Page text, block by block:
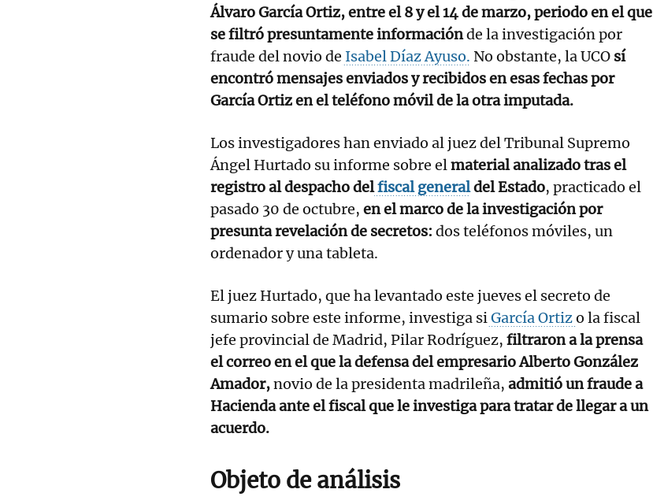
Álvaro García Ortiz, entre el 8 y el 14 de marzo, periodo en el que
se filtró presuntamente informaciónde la investigación por
fraude del novio de Isabel Díaz Ayuso. No obstante, la UCO sí
encontró mensajes enviados y recibidos en esas fechas por
García Ortiz en el teléfono móvil de la otra imputada.
Los investigadores han enviado al juez del Tribunal Supremo
Ángel Hurtado su informe sobre elmaterial analizado tras el
registro al despacho delfiscal generaldel Estado, practicado el
pasado 30 de octubre, en el marco de la investigación por
presunta revelación de secretos: dos teléfonos móviles, un
ordenador y una tableta.
El juez Hurtado, que ha levantado este jueves el secreto de
sumario sobre este informe, investiga siGarcía Ortizo la fiscal
jefe provincial de Madrid, Pilar Rodríguez, filtraron a la prensa
el correo en el que la defensa del empresario Alberto González
Amador,novio de la presidenta madrileña, admitió un fraude a
Hacienda ante el fiscal que le investiga para tratar de llegar a un
acuerdo.
Objeto de análisis